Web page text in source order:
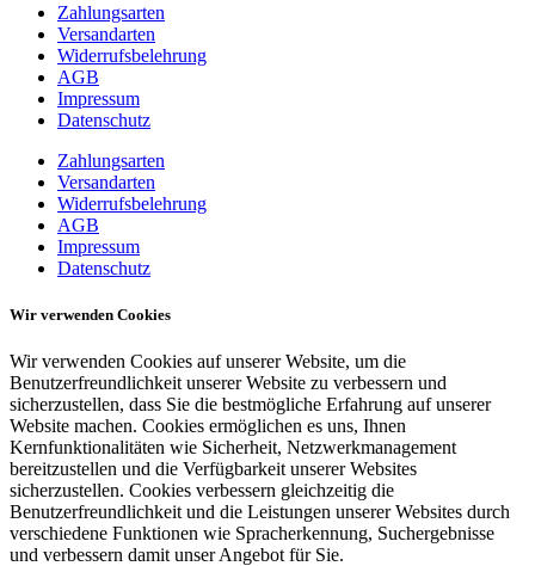
Zahlungsarten
Versandarten
Widerrufsbelehrung
AGB
Impressum
Datenschutz
Zahlungsarten
Versandarten
Widerrufsbelehrung
AGB
Impressum
Datenschutz
Wir verwenden Cookies
Wir verwenden Cookies auf unserer Website, um die
Benutzerfreundlichkeit unserer Website zu verbessern und
sicherzustellen, dass Sie die bestmögliche Erfahrung auf unserer
Website machen. Cookies ermöglichen es uns, Ihnen
Kernfunktionalitäten wie Sicherheit, Netzwerkmanagement
bereitzustellen und die Verfügbarkeit unserer Websites
sicherzustellen. Cookies verbessern gleichzeitig die
Benutzerfreundlichkeit und die Leistungen unserer Websites durch
verschiedene Funktionen wie Spracherkennung, Suchergebnisse
und verbessern damit unser Angebot für Sie.